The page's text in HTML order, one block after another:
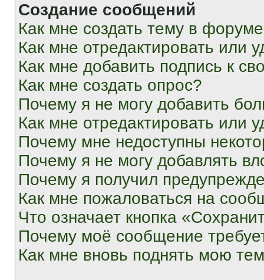
Создание сообщений
Как мне создать тему в
Как мне отредактировать или
Как мне добавить подпись к
Как мне создать опрос?
Почему я не могу добавить
Как мне отредактировать или
Почему мне недоступны
Почему я не могу добавлять
Почему я получил
Как мне пожаловаться на
Что означает кнопка
Почему моё сообщение
Как мне вновь поднять мою